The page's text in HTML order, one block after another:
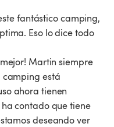
fantástico camping,
Eso lo dice todo
camping está
ahora tienen
contado que tiene
deseando ver